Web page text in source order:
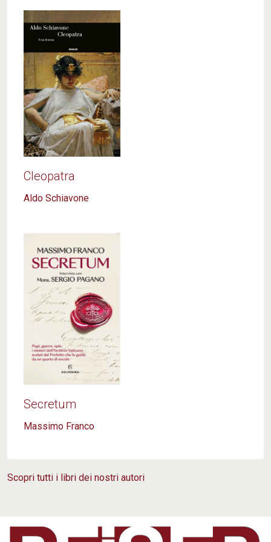
stampa quando il paradosso si è realizzato per via
della pandemia da Coronavirus. Tutti chiusi in casa,
tutti costretti a interrompere le nostre attività, a
sospendere il nostro lavoro, a poltrire. Con enormi
difficoltà, personali e collettive.
Gianfranco Marrone, La fatica di essere pigri
È quello che anch’io vorrei essere capace di fare
quando Agnese mi coglie a tradimento nel sonno.
Quando svesto la corazza che mi sostiene durante
la veglia e mi disarticolo sul letto in uno
scarabocchio alcolico. Quando anche il rancore si
intorpidisce e i rimorsi scorrazzano come cani
randagi in un pollaio. Quando il suo sorriso da eterna
quattordicenne appare in fondo a un sogno
scorsoio che strangola qualunque speranza di
redenzione.
C'è un cambiamento climatico in corso. Gli
Cleopatra
Aldo Schiavone
Secretum
Massimo Franco
Scopri tutti i libri dei nostri autori